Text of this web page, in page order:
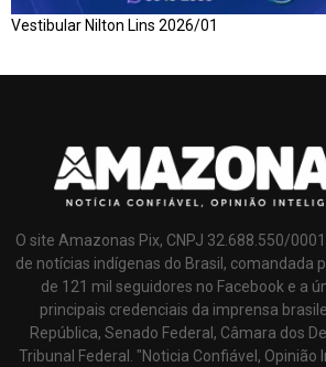
Vestibular Nilton Lins 2026/01
O site Amazonas Pix, CNPJ 32.688.550/
de notícias indígenas do Brasil, comandada
de 121 mil seguidores no Facebook e a
principais credenciais da imprensa
República, Senado Federal, Câmara dos
Tribunal Federal. "Noticia Confiável, Opinião